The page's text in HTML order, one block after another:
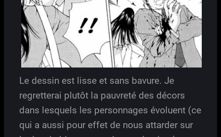
Le dessin est lisse et sans bavure. Je
regretterai plutôt la pauvreté des décors
dans lesquels les personnages évoluent (ce
qui a aussi pour effet de nous attarder sur